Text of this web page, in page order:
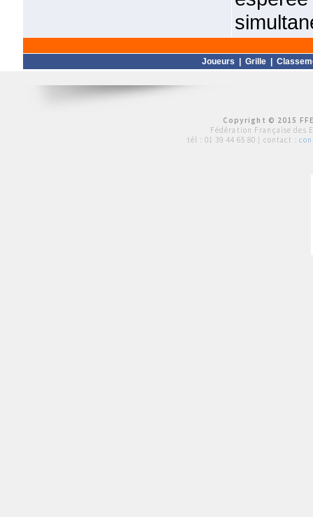
Joueurs Grille
Copyright © 2015
Fédération Française des
tél : 01 39 44 65 80 | contact :